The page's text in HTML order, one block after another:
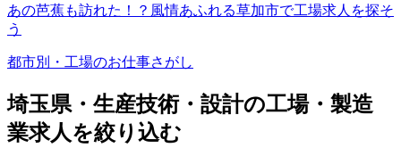
あの芭蕉も訪れた！？風情あふれる草加市で工場求人を探そ
う
都市別・工場のお仕事さがし
埼玉県・生産技術・設計の工場・製造
業求人を絞り込む